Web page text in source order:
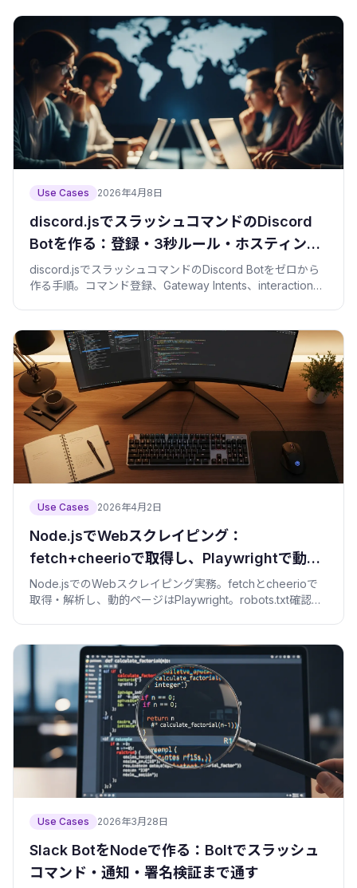
Use Cases 2026年4月8日
discord.jsでスラッシュコマンドのDiscord
Botを作る：登録・3秒ルール・ホスティング
まで
discord.jsでスラッシュコマンドのDiscord Botをゼロから
作る手順。コマンド登録、Gateway Intents、interaction応
Use Cases 2026年4月2日
Node.jsでWebスクレイピング：
fetch+cheerioで取得し、Playwrightで動的
ページに対応する
Node.jsでのWebスクレイピング実務。fetchとcheerioで
取得・解析し、動的ページはPlaywright。robots.txt確認と
Use Cases 2026年3月28日
Slack BotをNodeで作る：Boltでスラッシュ
コマンド・通知・署名検証まで通す